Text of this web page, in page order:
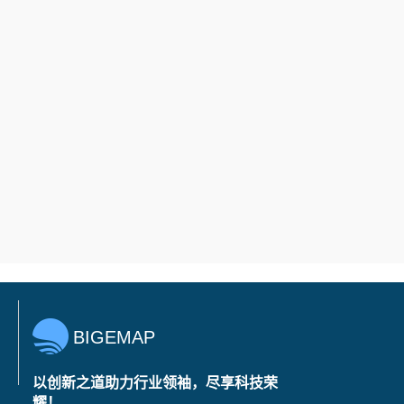
BIGEMAP
以创新之道助力行业领袖，尽享科技荣